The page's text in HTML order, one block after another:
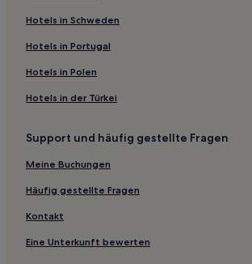
Education Hill: Hotels
Hotels nahe Providence Regional Medical
Monroe Hotels
Hotels in Schweden
Hotels in Portugal
Hotels in Polen
Hotels in der Türkei
Support und häufig gestellte Fragen
Meine Buchungen
Häufig gestellte Fragen
Kontakt
Eine Unterkunft bewerten